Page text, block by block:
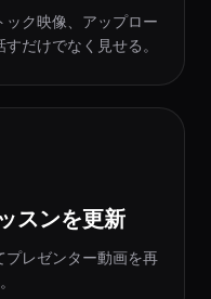
ク映像、アップロー
だけでなく見せる。
スンを更新
レゼンター動画を再